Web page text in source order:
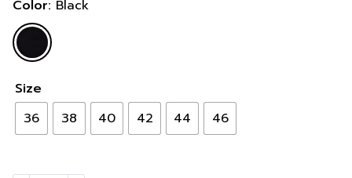
Color: Black
Size
36
38 40 42 44 46